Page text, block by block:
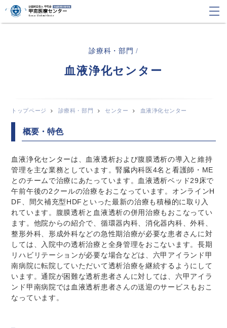
診療科・部門 /
血液浄化センター
トップページ 診療科・部門 センター 血液浄化センター
概要・特色
血液浄化センターは、血液透析および腹膜透析の導入と維持
管理を主な業務としています。腎臓内科医4名と看護師・ME
とのチームで治療にあたっています。血液透析ベッド29床で
午前午後の2クールの治療をおこなっています。オンラインH
DF、間欠補充型HDFといった最新の治療も積極的に取り入
れています。腹膜透析と血液透析の併用治療もおこなってい
ます。他院からの紹介で、循環器内科、消化器内科、外科、
整形外科、形成外科などの急性期治療が必要な患者さんに対
しては、入院中の透析治療と全身管理をおこないます。長期
リハビリテーションが必要な場合などは、六甲アイランド甲
南病院に転院していただいて透析治療を継続するようにして
います。通院が困難な透析患者さんに対しては、六甲アイラ
ンド甲南病院では血液透析患者さんの送迎のサービスもおこ
なっています。